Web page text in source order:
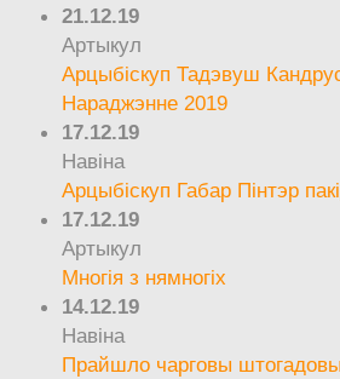
21.12.19
Артыкул
Арцыбіскуп Тадэвуш
Нараджэнне 2019
17.12.19
Навіна
Арцыбіскуп Габар Пінтэр
17.12.19
Артыкул
Многія з нямногіх
14.12.19
Навіна
Прайшло чарговы